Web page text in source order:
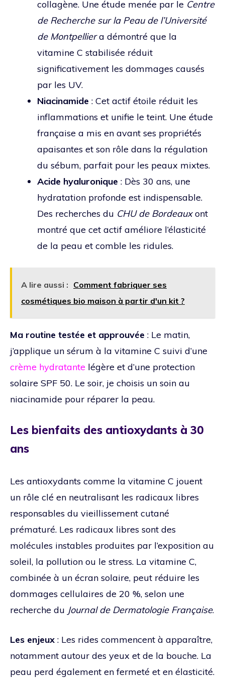
collagène. Une étude menée par le Centre
de Recherche sur la Peau de l’Université
de Montpelliera démontré que la
vitamine C stabilisée réduit
significativement les dommages causés
par les UV.
Niacinamide : Cet actif étoile réduit les
inflammations et unifie le teint. Une étude
française a mis en avant ses propriétés
apaisantes et son rôle dans la régulation
du sébum, parfait pour les peaux mixtes.
Acide hyaluronique : Dès 30 ans, une
hydratation profonde est indispensable.
Des recherches du CHU de Bordeauxont
montré que cet actif améliore l’élasticité
de la peau et comble les ridules.
A lire aussi : Comment fabriquer ses
cosmétiques bio maison à partir d'un kit ?
Ma routine testée et approuvée : Le matin,
j’applique un sérum à la vitamine C suivi d’une
crème hydratante légère et d’une protection
solaire SPF 50. Le soir, je choisis un soin au
niacinamide pour réparer la peau.
Les bienfaits des antioxydants à 30
ans
Les antioxydants comme la vitamine C jouent
un rôle clé en neutralisant les radicaux libres
responsables du vieillissement cutané
prématuré. Les radicaux libres sont des
molécules instables produites par l’exposition au
soleil, la pollution ou le stress. La vitamine C,
combinée à un écran solaire, peut réduire les
dommages cellulaires de 20 %, selon une
recherche du Journal de Dermatologie Française.
Les enjeux : Les rides commencent à apparaître,
notamment autour des yeux et de la bouche. La
peau perd également en fermeté et en élasticité.